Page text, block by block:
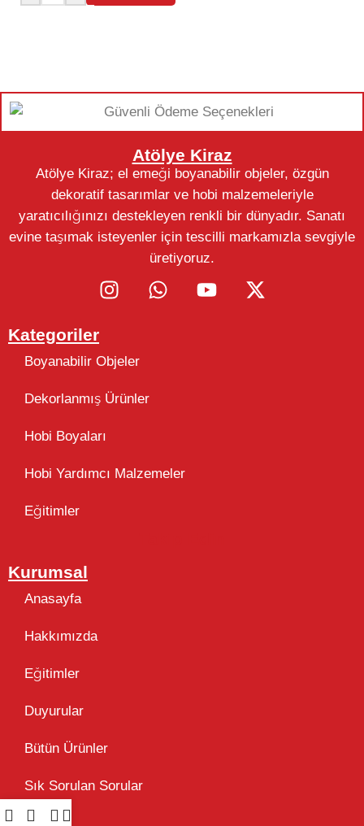
Atölye Kiraz
Atölye Kiraz; el emeği boyanabilir objeler, özgün
dekoratif tasarımlar ve hobi malzemeleriyle
yaratıcılığınızı destekleyen renkli bir dünyadır. Sanatı
evine taşımak isteyenler için tescilli markamızla sevgiyle
üretiyoruz.
Kategoriler
Boyanabilir Objeler
Dekorlanmış Ürünler
Hobi Boyaları
Hobi Yardımcı Malzemeler
Eğitimler
Kurumsal
Anasayfa
Hakkımızda
Eğitimler
Duyurular
Bütün Ürünler
Sık Sorulan Sorular